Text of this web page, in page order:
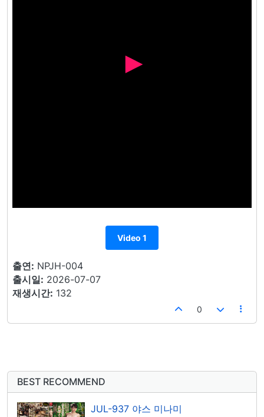
Video 1
출연: NPJH-004
출시일: 2026-07-07
재생시간: 132
0
BEST RECOMMEND
JUL-937 야스 미나미